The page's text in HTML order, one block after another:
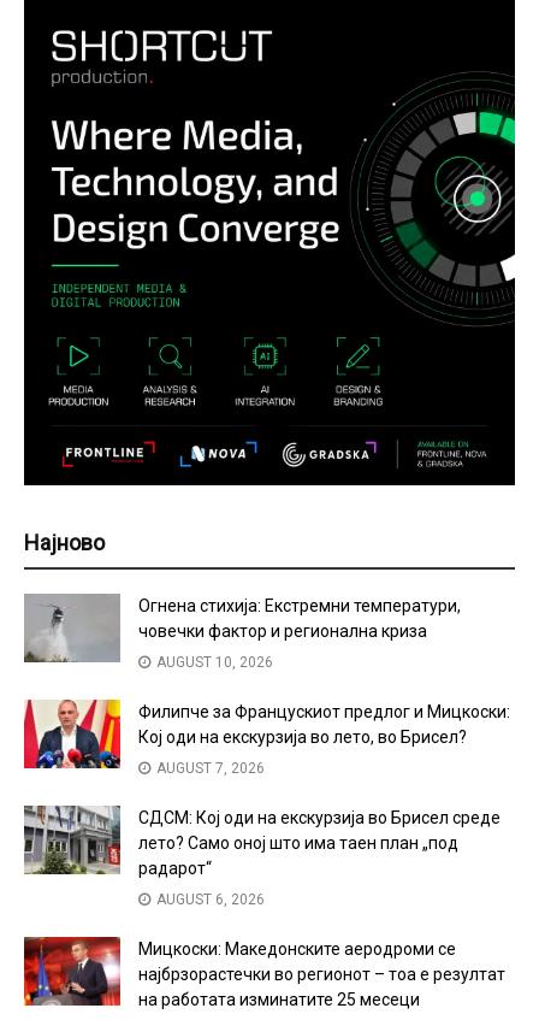
Најново
Огнена стихија: Екстремни температури,
човечки фактор и регионална криза
AUGUST 10, 2026
Филипче за Францускиот предлог и Мицкоски:
Кој оди на екскурзија во лето, во Брисел?
AUGUST 7, 2026
СДСМ: Кој оди на екскурзија во Брисел среде
лето? Само оној што има таен план „под
радарот“
AUGUST 6, 2026
Мицкоски: Македонските аеродроми се
најбрзорастечки во регионот – тоа е резултат
на работата изминатите 25 месеци